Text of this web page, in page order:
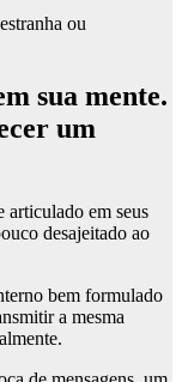
ou
sua mente.
um
articulado em seus
desajeitado ao
bem formulado
a mesma